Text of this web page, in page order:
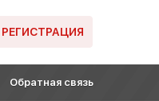
РЕГИСТРАЦИЯ
Обратная связь